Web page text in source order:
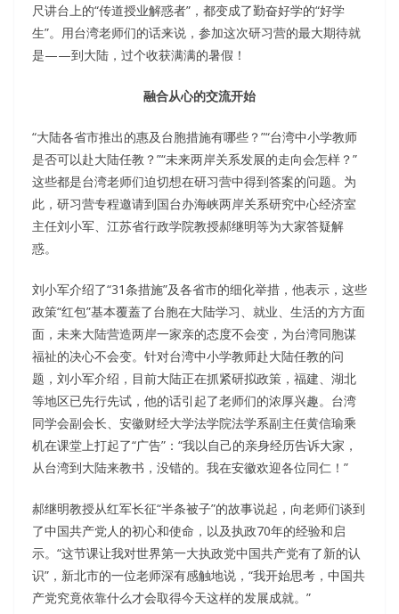
尺讲台上的“传道授业解惑者”，都变成了勤奋好学的“好学
生”。用台湾老师们的话来说，参加这次研习营的最大期待就
是——到大陆，过个收获满满的暑假！
融合从心的交流开始
“大陆各省市推出的惠及台胞措施有哪些？”“台湾中小学教师
是否可以赴大陆任教？”“未来两岸关系发展的走向会怎样？”
这些都是台湾老师们迫切想在研习营中得到答案的问题。为
此，研习营专程邀请到国台办海峡两岸关系研究中心经济室
主任刘小军、江苏省行政学院教授郝继明等为大家答疑解
惑。
刘小军介绍了“31条措施”及各省市的细化举措，他表示，这些
政策“红包”基本覆蓋了台胞在大陆学习、就业、生活的方方面
面，未来大陆营造两岸一家亲的态度不会变，为台湾同胞谋
福祉的决心不会变。针对台湾中小学教师赴大陆任教的问
题，刘小军介绍，目前大陆正在抓紧研拟政策，福建、湖北
等地区已先行先试，他的话引起了老师们的浓厚兴趣。台湾
同学会副会长、安徽财经大学法学院法学系副主任黄信瑜乘
机在课堂上打起了“广告”：“我以自己的亲身经历告诉大家，
从台湾到大陆来教书，没错的。我在安徽欢迎各位同仁！”
郝继明教授从红军长征“半条被子”的故事说起，向老师们谈到
了中国共产党人的初心和使命，以及执政70年的经验和启
示。“这节课让我对世界第一大执政党中国共产党有了新的认
识”，新北市的一位老师深有感触地说，“我开始思考，中国共
产党究竟依靠什么才会取得今天这样的发展成就。”